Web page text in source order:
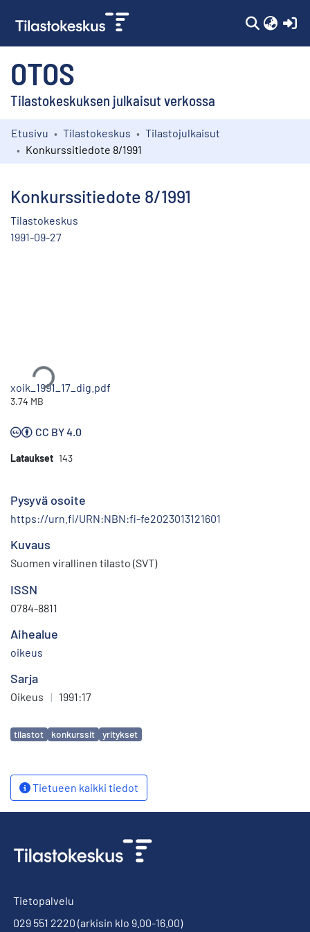
OTOS
Tilastokeskuksen julkaisut verkossa
Kokoelmat
Etusivu Tilastokeskus
Tilastojulkaisut
Konkurssitiedote 8/1991
Konkurssitiedote 8/1991
Tilastokeskus
1991-09-27
xoik_1991_17_dig.pdf
3.74 MB
CC BY 4.0
Lataukset 143
Pysyvä osoite
https://urn.fi/URN:NBN:fi-fe2023013121601
Kuvaus
Suomen virallinen tilasto (SVT)
ISSN
0784-8811
Aihealue
oikeus
Sarja
Oikeus | 1991:17
Avainsanat
tilastot konkurssit yritykset
Tietueen kaikki tiedot
Tietopalvelu
029 551 2220 (arkisin klo 9.00-16.00)